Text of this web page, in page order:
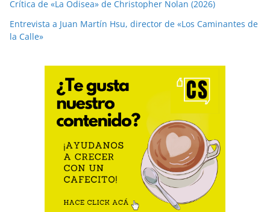
Crítica de «La Odisea» de Christopher Nolan (2026)
Entrevista a Juan Martín Hsu, director de «Los Caminantes de
la Calle»